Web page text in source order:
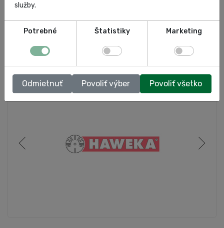
odborné prehliadky
služby.
Potrebné Štatistiky Marketing
Odmietnuť Povoliť výber Povoliť všetko